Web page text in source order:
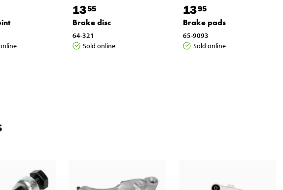
1355
Brake disc
64-321
Sold online
1395
Brake pads
65-9093
Sold online